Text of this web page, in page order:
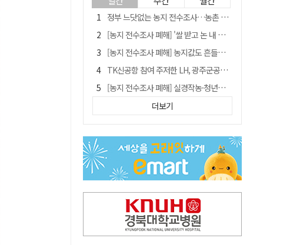
정부 느닷없는 농지 전수조사…농촌 들쑤시는 '경자유전'의 칼날
[농지 전수조사 폐해] '쌀 받고 논 내 준' 도지농 이제 어쩌나?
[농지 전수조사 폐해] 농지값도 흔들리나…"도지 막히면 헐값 매물 나올 수도"
TK신공항 참여 주저한 LH, 광주군공항 사업에는 앞장
[농지 전수조사 폐해] 실경작농·청년농 부담도 커진다
[단독] 김영수 "국방부 청문준비단, 안규백 탈영 알고있었다"
[기고] 대구 미래는 금호강·팔공산에 있다
홈플러스 다시 문 연다… 대구경북 매장도 재개장 준비 돌입
청도군정 '두 시어머니'가 되어서는 안된다
더보기